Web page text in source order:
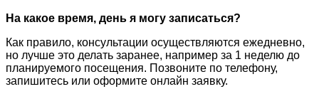
На какое время, день я могу записаться?
Как правило, консультации осуществляются ежедневно,
но лучше это делать заранее, например за 1 неделю до
планируемого посещения. Позвоните по телефону,
запишитесь или оформите онлайн заявку.